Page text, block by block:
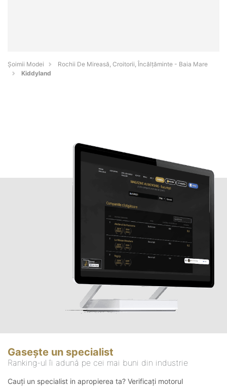
Șoimii Modei
Rochii De Mireasă, Croitorii, Încălțăminte - Baia Mare
Kiddyland
Gasește un specialist
Ranking-ul îi adună pe cei mai buni din industrie
Cauți un specialist in apropierea ta? Verificați motorul